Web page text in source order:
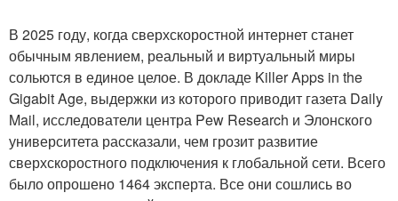
В 2025 году, когда сверхскоростной интернет станет
обычным явлением, реальный и виртуальный миры
сольются в единое целое. В докладе Killer Apps in the
Gigabit Age, выдержки из которого приводит газета Daily
Mail, исследователи центра Pew Research и Элонского
университета рассказали, чем грозит развитие
сверхскоростного подключения к глобальной сети. Всего
было опрошено 1464 эксперта. Все они сошлись во